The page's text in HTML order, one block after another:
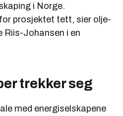
i Norge.
prosjektet tett, sier olje-
Riis-Johansen i en
trekker seg
med energiselskapene